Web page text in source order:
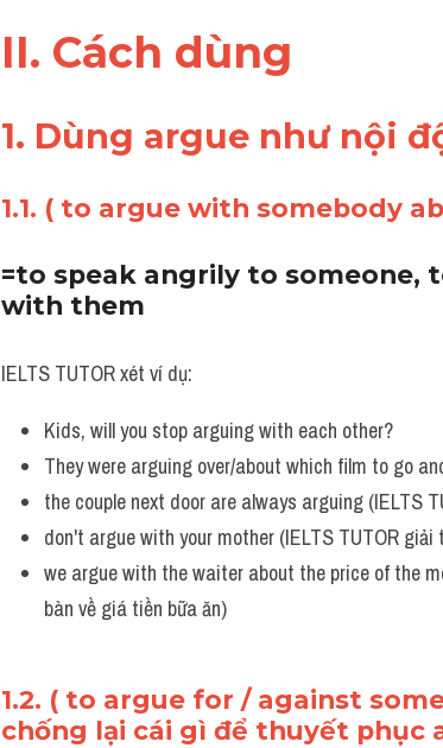
II. Cách dùng
1. Dùng argue như nội
1.1. ( to argue with somebody
=to speak angrily to
with them
IELTS TUTOR xét ví dụ:
Kids, will you stop arguing with each other?
They were arguing over/about which film to go
the couple next door are always arguing (IELTS
don't argue with your mother (IELTS TUTOR
we argue with the waiter about the price of the
bàn về giá tiền bữa ăn)
1.2. ( to argue for / against
chống lại cái gì để thuyết phục